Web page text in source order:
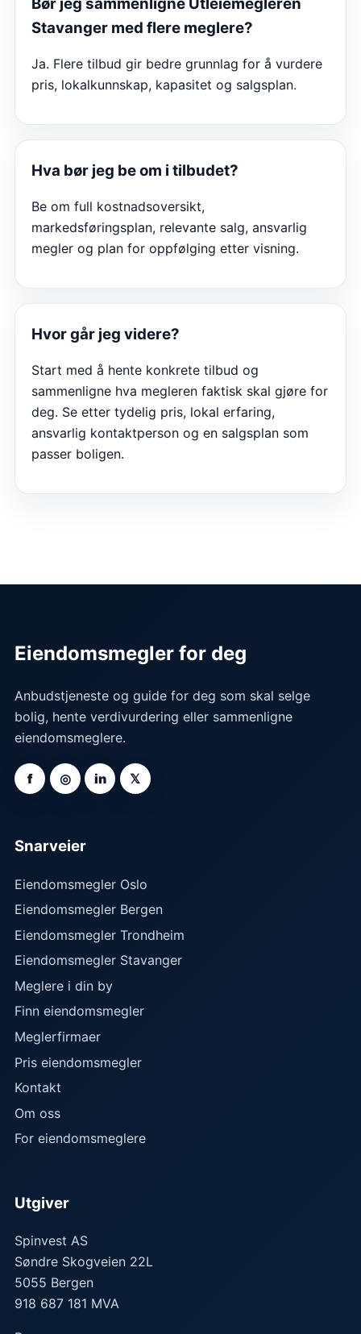
Stavanger med flere meglere?
Ja. Flere tilbud gir bedre grunnlag for å vurdere
pris, lokalkunnskap, kapasitet og salgsplan.
Hva bør jeg be om i tilbudet?
Be om full kostnadsoversikt,
markedsføringsplan, relevante salg, ansvarlig
megler og plan for oppfølging etter visning.
Hvor går jeg videre?
Start med å hente konkrete tilbud og
sammenligne hva megleren faktisk skal gjøre for
deg. Se etter tydelig pris, lokal erfaring,
ansvarlig kontaktperson og en salgsplan som
passer boligen.
Eiendomsmegler for deg
Anbudstjeneste og guide for deg som skal selge
bolig, hente verdivurdering eller sammenligne
eiendomsmeglere.
f ◎ in 𝕏
Snarveier
Eiendomsmegler Oslo
Eiendomsmegler Bergen
Eiendomsmegler Trondheim
Eiendomsmegler Stavanger
Meglere i din by
Finn eiendomsmegler
Meglerfirmaer
Pris eiendomsmegler
Kontakt
Om oss
For eiendomsmeglere
Utgiver
Spinvest AS
Søndre Skogveien 22L
5055 Bergen
918 687 181 MVA